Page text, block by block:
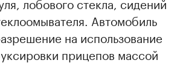
Автомобиль
на использование
прицепов массой